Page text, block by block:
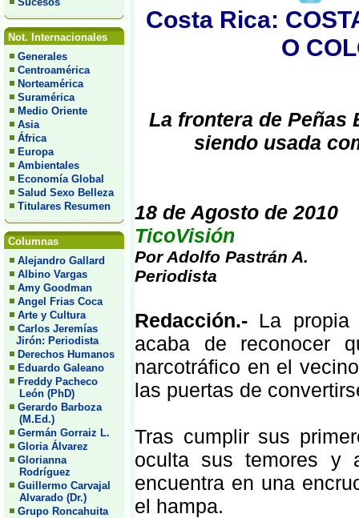
Not. Internacionales
Generales
Centroamérica
Norteamérica
Suramérica
Medio Oriente
Asia
África
Europa
Ambientales
Economía Global
Salud Sexo Belleza
Titulares Resumen
Columnas
Alejandro Gallard
Albino Vargas
Amy Goodman
Angel Frias Coca
Arte y Cultura
Carlos Jeremías
Jirón: Periodista
Derechos Humanos
Eduardo Galeano
Freddy Pacheco
León (PhD)
Gerardo Barboza
(M.Ed.)
Germán Gorraiz L.
Gloria Álvarez
Glorianna
Rodríguez
Guillermo Carvajal
Alvarado (Dr.)
Grupo Roncahuita
Costa Rica:
O
La frontera de Peñas
siendo usada
18 de Agosto de 2010
TicoVisión
Por Adolfo Pastrán A.
Periodista
Redacción.- La propia
acaba de reconocer
narcotráfico en el
las puertas de
Tras cumplir sus
oculta sus temores y
encuentra en una
el hampa.